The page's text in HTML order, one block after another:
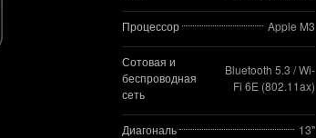
Процессор Apple M3
Сотовая и
беспроводная
сеть
Bluetooth 5.3 / Wi-
Fi 6E (802.11ax)
Диагональ 13"